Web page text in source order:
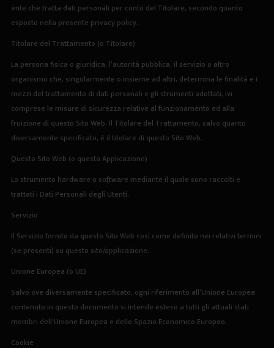
ente che tratta dati personali per conto del Titolare, secondo quanto
esposto nella presente privacy policy.
Titolare del Trattamento (o Titolare)
La persona fisica o giuridica, l’autorità pubblica, il servizio o altro
organismo che, singolarmente o insieme ad altri, determina le finalità e i
mezzi del trattamento di dati personali e gli strumenti adottati, ivi
comprese le misure di sicurezza relative al funzionamento ed alla
fruizione di questo Sito Web. Il Titolare del Trattamento, salvo quanto
diversamente specificato, è il titolare di questo Sito Web.
Questo Sito Web (o questa Applicazione)
Lo strumento hardware o software mediante il quale sono raccolti e
trattati i Dati Personali degli Utenti.
Servizio
Il Servizio fornito da questo Sito Web così come definito nei relativi termini
(se presenti) su questo sito/applicazione.
Unione Europea (o UE)
Salvo ove diversamente specificato, ogni riferimento all’Unione Europea
contenuto in questo documento si intende esteso a tutti gli attuali stati
membri dell’Unione Europea e dello Spazio Economico Europeo.
Cookie